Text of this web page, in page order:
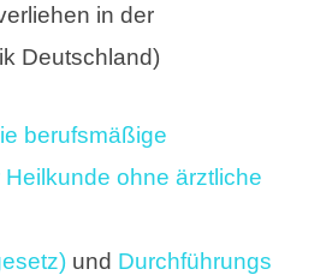
in der
Deutschland)
berufsmäßige
ohne ärztliche
und Durchführungs